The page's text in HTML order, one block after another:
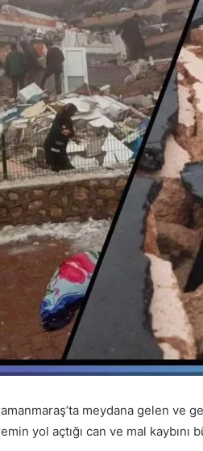
meydana gelen ve
yol açtığı can ve mal